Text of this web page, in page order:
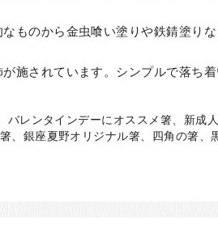
ものから金虫喰い塗りや鉄錆塗り
施されています。シンプルで落ち
レンタインデーにオススメ箸、新成
、銀座夏野オリジナル箸、四角の箸、